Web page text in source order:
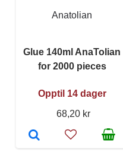
Anatolian
Glue 140ml AnaTolian
for 2000 pieces
Opptil 14 dager
68,20 kr